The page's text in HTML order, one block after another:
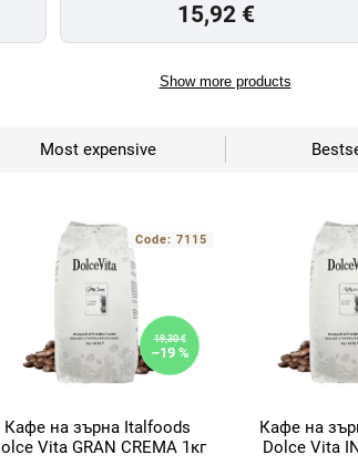
15,92 €
Show more products
Most expensive
19,30 €
–19 %
Кафе на зърна Italfoods
Vita GRAN CREMA 1кг
Code: 7115
Кафе на
Dolce Vita